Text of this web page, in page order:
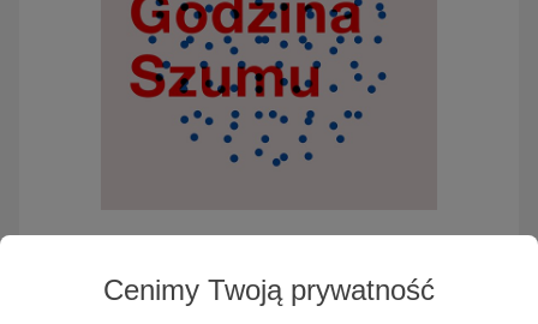
Cenimy Twoją prywatność
Godzina Szumu